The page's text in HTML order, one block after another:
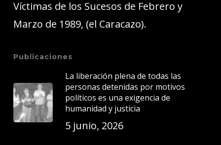
Víctimas de los Sucesos de Febrero y
Marzo de 1989, (el Caracazo).
Publicaciones
La liberación plena de todas las
personas detenidas por motivos
políticos es una exigencia de
humanidad y justicia
5 junio, 2026